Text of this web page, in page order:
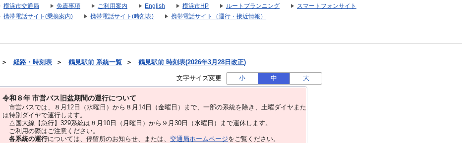
横浜市交通局 免責事項 ご利用案内 English 横浜市HP ルートプランニング
スマートフォンサイト
携帯電話サイト(乗換案内)
携帯電話サイト(時刻表) 携帯電話サイト（運行・接近情報）
＞ 経路・時刻表 ＞ 鶴見駅前 系統一覧 ＞ 鶴見駅前 時刻表(2026年3月28日改正)
文字サイズ変更 小 中 大
令和８年 市営バス旧盆期間の運行について
市営バスでは、８⽉12⽇（水曜日）から８⽉14⽇（金曜日）まで、⼀部の系統を除き、⼟曜ダイヤまた
は特別ダイヤで運⾏します。
△国大線【急行】329系統は８月10日（月曜日）から９月30日（水曜日）まで運休します。
ご利用の際はご注意ください。
各系統の運行については、停留所のお知らせ、または、 交通局ホームページをご覧ください。